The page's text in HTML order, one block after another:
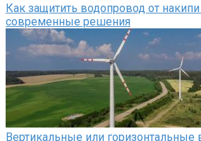
Как защитить водопровод от
современные решения
Вертикальные или горизонтальные